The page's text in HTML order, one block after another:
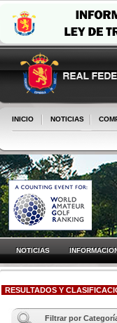
INICIO NOTICIAS
NOTICIAS
RESULTADOS Y
Filtrar por